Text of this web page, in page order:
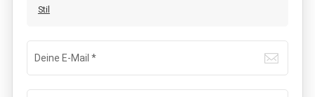
Stil